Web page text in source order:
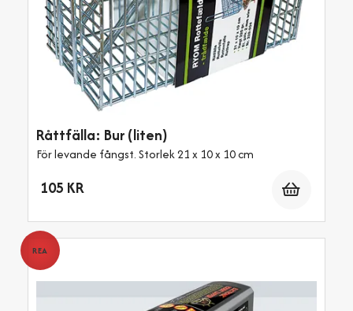
Råttfälla: Bur (liten)
För levande fångst. Storlek 21 x 10 x 10 cm
105 KR
REA